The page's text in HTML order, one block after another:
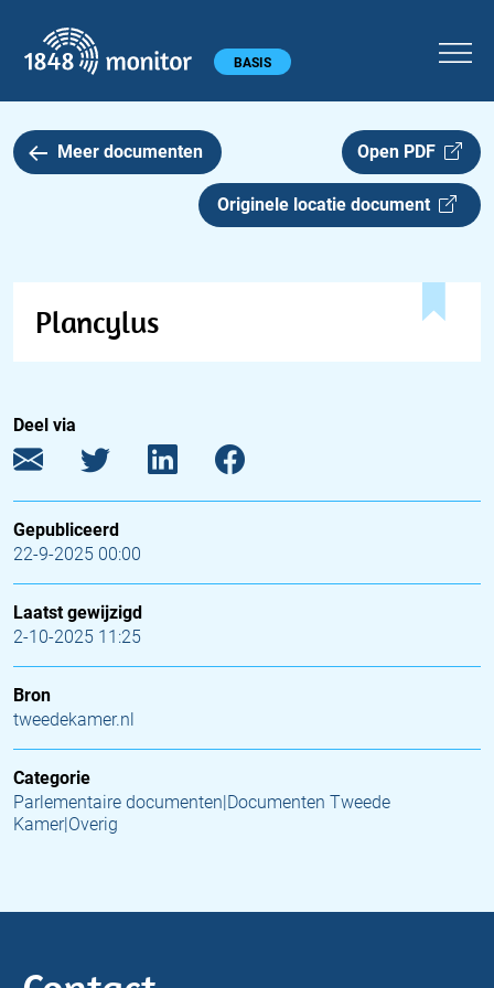
Hoofdmenu BASIS
Meer documenten Open PDF
Originele locatie document
Plancylus
Deel via
Gepubliceerd
22-9-2025 00:00
Laatst gewijzigd
2-10-2025 11:25
Bron
tweedekamer.nl
Categorie
Parlementaire documenten|Documenten Tweede
Kamer|Overig